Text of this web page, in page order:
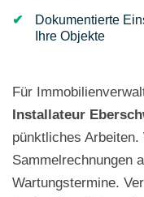
Dokumentierte
Ihre Objekte
Für
Installateur
pünktliches
Sammelrechnungen
Wartungstermine.